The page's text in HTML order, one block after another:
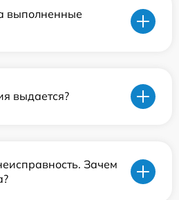
выполненные
выдается?
Зачем